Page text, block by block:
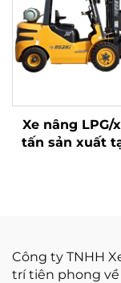
Xe nâng LPG/
tấn sản xuất
Công ty TNHH
trí tiên phong